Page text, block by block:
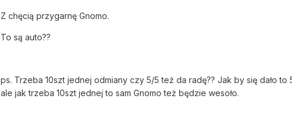
Z chęcią przygarnę Gnomo.
To są auto??
ps. Trzeba 10szt jednej odmiany czy 5/5 też da radę?? Jak by się dało to
ale jak trzeba 10szt jednej to sam Gnomo też będzie wesoło.